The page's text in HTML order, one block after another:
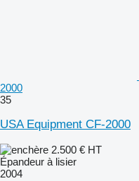
2000
35
USA Equipment CF-2000
2.500 € HT
Épandeur à lisier
2004